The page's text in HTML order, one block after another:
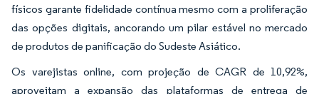
físicos garante fidelidade contínua mesmo com a proliferação
das opções digitais, ancorando um pilar estável no mercado
de produtos de panificação do Sudeste Asiático.
Os varejistas online, com projeção de CAGR de 10,92%,
aproveitam a expansão das plataformas de entrega de